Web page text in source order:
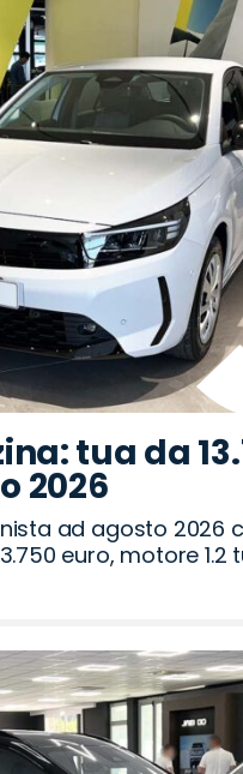
tua da
2026
ad agosto 2026
euro, motore 1.2